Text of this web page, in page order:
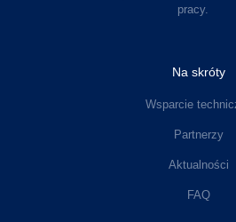
pracy.
Na skróty
Wsparcie
Partnerzy
Aktualności
FAQ